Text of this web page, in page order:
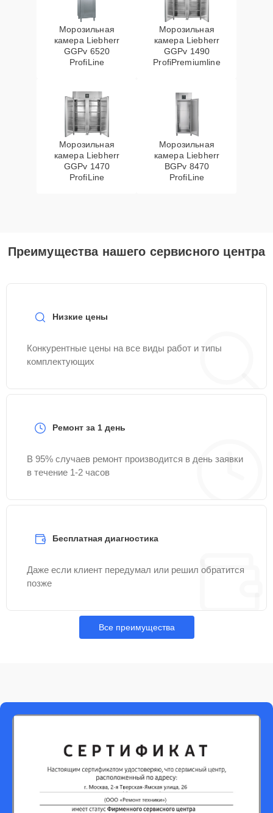
Морозильная
камера Liebherr
GGPv 6520
ProfiLine
Морозильная
камера Liebherr
GGPv 1490
ProfiPremiumline
Морозильная
камера Liebherr
GGPv 1470
ProfiLine
Морозильная
камера Liebherr
BGPv 8470
ProfiLine
Преимущества нашего сервисного центра
Низкие цены
Конкурентные цены на все виды работ и типы
комплектующих
Ремонт за 1 день
В 95% случаев ремонт производится в день заявки
в течение 1-2 часов
Бесплатная диагностика
Даже если клиент передумал или решил обратится
позже
Все преимущества